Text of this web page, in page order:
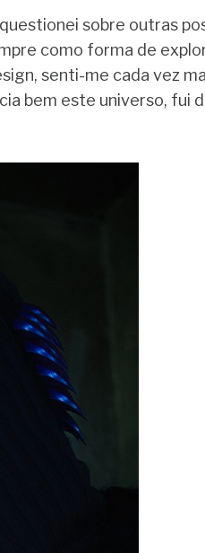
sobre outras
como forma de
senti-me cada vez
bem este universo, fui